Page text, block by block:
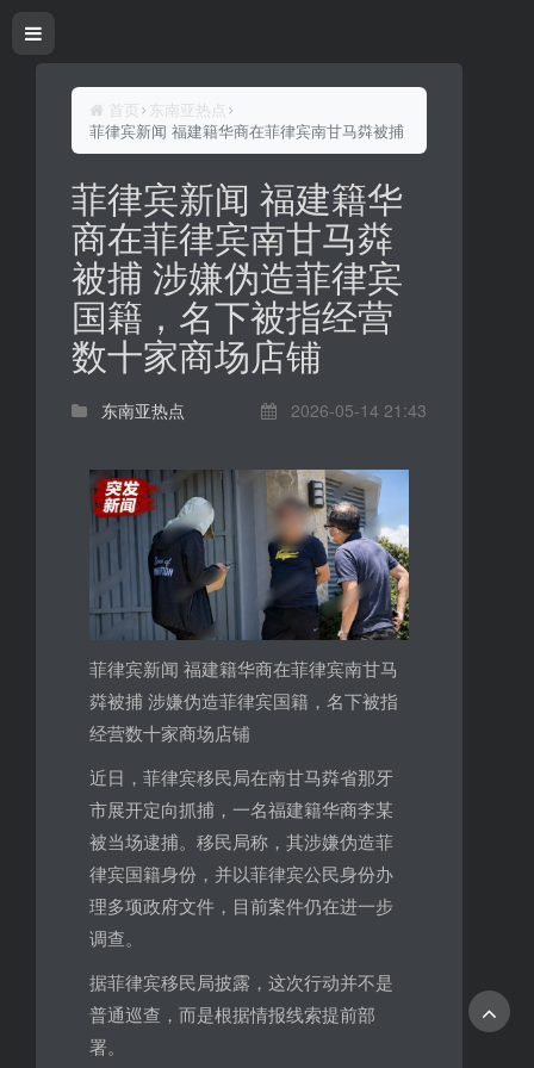
首页
东南亚热点
菲律宾新闻 福建籍华商在菲律宾南甘马粦被捕 涉嫌伪造菲律宾
菲律宾新闻 福建籍华
商在菲律宾南甘马粦
被捕 涉嫌伪造菲律宾
国籍，名下被指经营
数十家商场店铺
东南亚热点 2026-05-14 21:43
菲律宾新闻 福建籍华商在菲律宾南甘马
粦被捕 涉嫌伪造菲律宾国籍，名下被指
经营数十家商场店铺
近日，菲律宾移民局在南甘马粦省那牙
市展开定向抓捕，一名福建籍华商李某
被当场逮捕。移民局称，其涉嫌伪造菲
律宾国籍身份，并以菲律宾公民身份办
理多项政府文件，目前案件仍在进一步
调查。
据菲律宾移民局披露，这次行动并不是
普通巡查，而是根据情报线索提前部
署。